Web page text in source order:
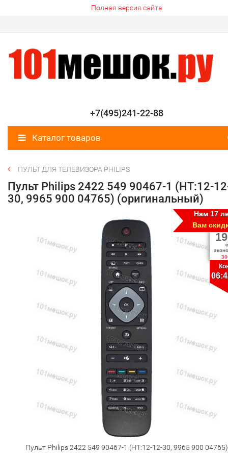
Полная версия сайта
+7(495)241-22-88
Каталог товаров
ПУЛЬТ ДЛЯ ТЕЛЕВИЗОРА PHILIPS
Пульт Philips 2422 549 90467-1 (HT:12-
30, 9965 900 04765) (оригинальный)
Пульт Philips 2422 549 90467-1 (HT:12-12-30, 9965 900 04765)
Нам 17
Вам
19